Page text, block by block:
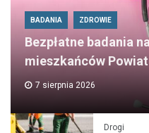
BADANIA ZDROWIE
Bezpłatne badania
mieszkańców
7 sierpnia 2026
Drogi